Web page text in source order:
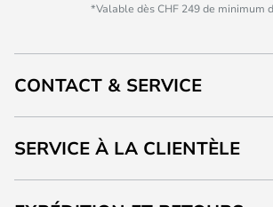
*Valable dès CHF 249 de minimum
CONTACT & SERVICE
SERVICE À LA CLIENTÈLE